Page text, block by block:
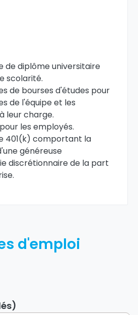
de diplôme universitaire
scolarité.
de bourses d'études pour
de l'équipe et les
leur charge.
les employés.
401(k) comportant la
généreuse
discrétionnaire de la part
d'emploi